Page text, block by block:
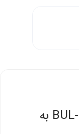
کابل شارژ بیاند مدل BUL-501 USB به